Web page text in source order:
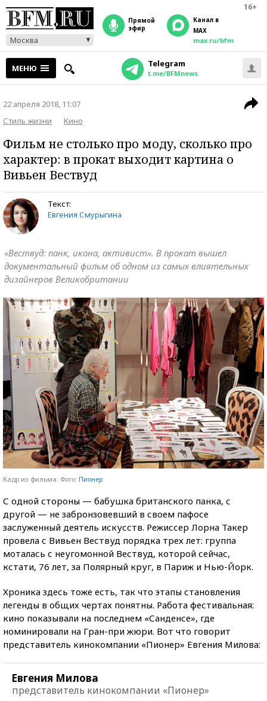
16+
Москва
прямой
эфир
Канал в
MAX
max.ru/bfm
МЕНЮ Telegram
t.me/BFMnews
22 апреля 2018, 11:07
Стиль жизни
Кино
Фильм не столько про моду, сколько про
характер: в прокат выходит картина о
Вивьен Вествуд
Текст:
Евгения Смурыгина
«Вествуд: панк, икона, активист». В прокат вышел
документальный фильм об одном из самых влиятельных
дизайнеров Великобритании
Кадр из фильма. Фото: Пионер
С одной стороны — бабушка британского панка, с
другой — не забронзовевший в своем пафосе
заслуженный деятель искусств. Режиссер Лорна Такер
провела с Вивьен Вествуд порядка трех лет: группа
моталась с неугомонной Вествуд, которой сейчас,
кстати, 76 лет, за Полярный круг, в Париж и Нью-Йорк.
Хроника здесь тоже есть, так что этапы становления
легенды в общих чертах понятны. Работа фестивальная:
кино показывали на последнем «Санденсе», где
номинировали на Гран-при жюри. Вот что говорит
представитель кинокомпании «Пионер» Евгения Милова:
Евгения Милова
представитель кинокомпании «Пионер»